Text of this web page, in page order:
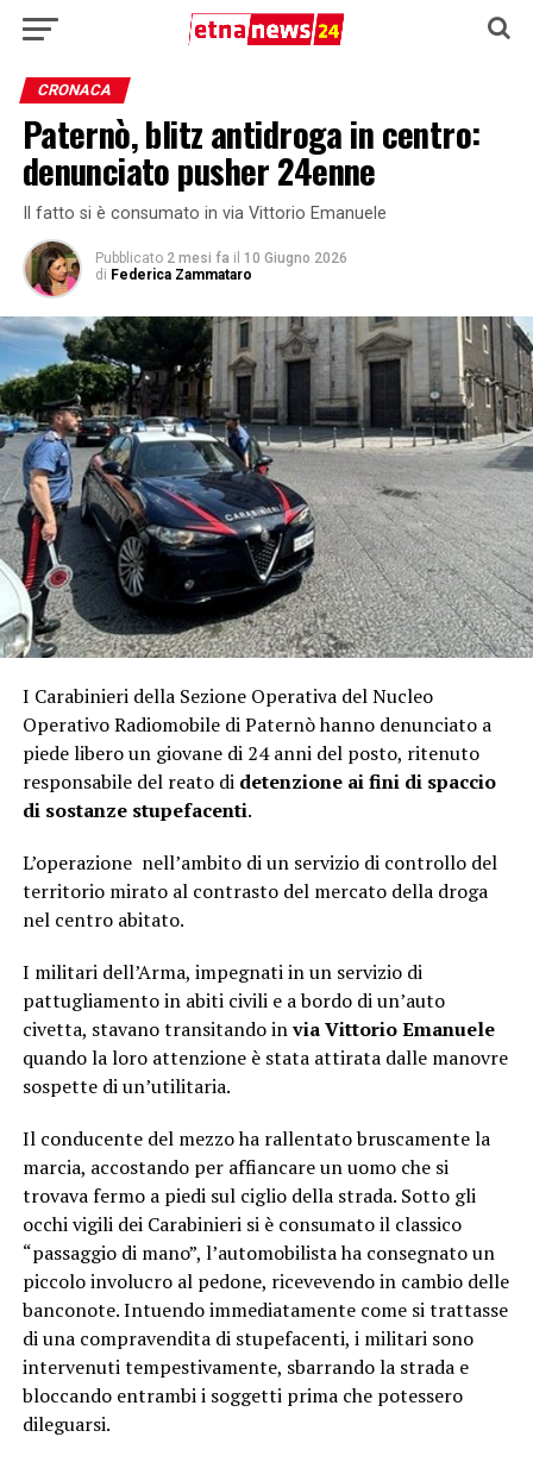
CRONACA
Paternò, blitz antidroga in centro:
denunciato pusher 24enne
Il fatto si è consumato in via Vittorio Emanuele
Pubblicato 2 mesi fa il 10 Giugno 2026
di Federica Zammataro
I Carabinieri della Sezione Operativa del Nucleo
Operativo Radiomobile di Paternò hanno denunciato a
piede libero un giovane di 24 anni del posto, ritenuto
responsabile del reato di detenzione ai fini di spaccio
di sostanze stupefacenti.
L’operazione nell’ambito di un servizio di controllo del
territorio mirato al contrasto del mercato della droga
nel centro abitato.
I militari dell’Arma, impegnati in un servizio di
pattugliamento in abiti civili e a bordo di un’auto
civetta, stavano transitando invia Vittorio Emanuele
quando la loro attenzione è stata attirata dalle manovre
sospette di un’utilitaria.
Il conducente del mezzo ha rallentato bruscamente la
marcia, accostando per affiancare un uomo che si
trovava fermo a piedi sul ciglio della strada. Sotto gli
occhi vigili dei Carabinieri si è consumato il classico
“passaggio di mano”, l’automobilista ha consegnato un
piccolo involucro al pedone, ricevevendo in cambio delle
banconote. Intuendo immediatamente come si trattasse
di una compravendita di stupefacenti, i militari sono
intervenuti tempestivamente, sbarrando la strada e
bloccando entrambi i soggetti prima che potessero
dileguarsi.